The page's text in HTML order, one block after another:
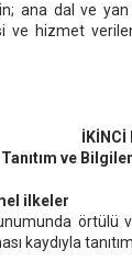
ana dal ve
hizmet
İKİNCİ
Tanıtım ve
ilkeler
örtülü
kaydıyla